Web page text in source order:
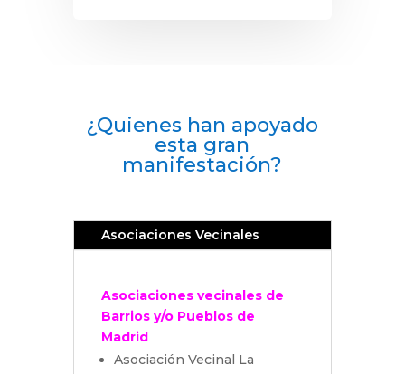
¿Quienes han apoyado
esta gran
manifestación?
Asociaciones Vecinales
Asociaciones vecinales de
Barrios y/o Pueblos de
Madrid
Asociación Vecinal La